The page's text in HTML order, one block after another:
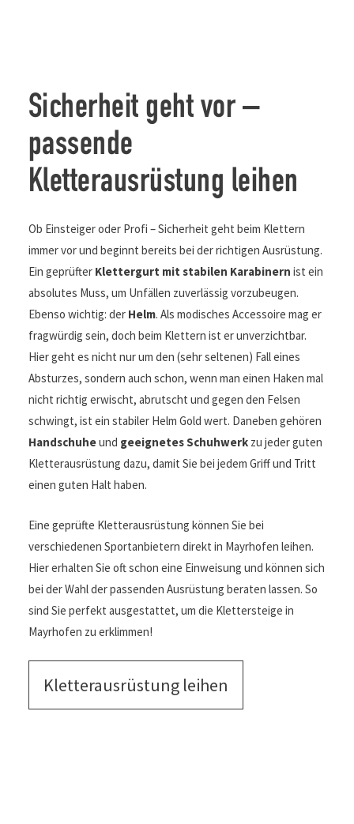
Sicherheit geht vor –
passende
Kletterausrüstung leihen
Ob Einsteiger oder Profi – Sicherheit geht beim Klettern
immer vor und beginnt bereits bei der richtigen Ausrüstung.
Ein geprüfter Klettergurt mit stabilen Karabinern ist ein
absolutes Muss, um Unfällen zuverlässig vorzubeugen.
Ebenso wichtig: der Helm. Als modisches Accessoire mag er
fragwürdig sein, doch beim Klettern ist er unverzichtbar.
Hier geht es nicht nur um den (sehr seltenen) Fall eines
Absturzes, sondern auch schon, wenn man einen Haken mal
nicht richtig erwischt, abrutscht und gegen den Felsen
schwingt, ist ein stabiler Helm Gold wert. Daneben gehören
Handschuheund geeignetes Schuhwerkzu jeder guten
Kletterausrüstung dazu, damit Sie bei jedem Griff und Tritt
einen guten Halt haben.
Eine geprüfte Kletterausrüstung können Sie bei
verschiedenen Sportanbietern direkt in Mayrhofen leihen.
Hier erhalten Sie oft schon eine Einweisung und können sich
bei der Wahl der passenden Ausrüstung beraten lassen. So
sind Sie perfekt ausgestattet, um die Klettersteige in
Mayrhofen zu erklimmen!
Kletterausrüstung leihen